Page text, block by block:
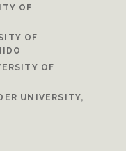
OF
OF
OF
UNIVERSITY,